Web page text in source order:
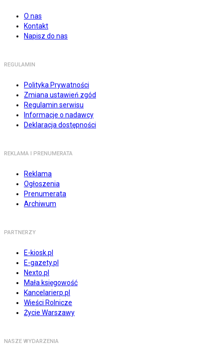
O nas
Kontakt
Napisz do nas
REGULAMIN
Polityka Prywatności
Zmiana ustawień zgód
Regulamin serwisu
Informacje o nadawcy
Deklaracja dostępności
REKLAMA I PRENUMERATA
Reklama
Ogłoszenia
Prenumerata
Archiwum
PARTNERZY
E-kiosk.pl
E-gazety.pl
Nexto.pl
Mała księgowość
Kancelarierp.pl
Wieści Rolnicze
Życie Warszawy
NASZE WYDARZENIA